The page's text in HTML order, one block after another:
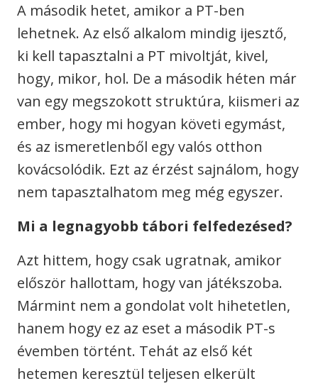
A második hetet, amikor a PT-ben
lehetnek. Az első alkalom mindig ijesztő,
ki kell tapasztalni a PT mivoltját, kivel,
hogy, mikor, hol. De a második héten már
van egy megszokott struktúra, kiismeri az
ember, hogy mi hogyan követi egymást,
és az ismeretlenből egy valós otthon
kovácsolódik. Ezt az érzést sajnálom, hogy
nem tapasztalhatom meg még egyszer.
Mi a legnagyobb tábori felfedezésed?
Azt hittem, hogy csak ugratnak, amikor
először hallottam, hogy van játékszoba.
Mármint nem a gondolat volt hihetetlen,
hanem hogy ez az eset a második PT-s
évemben történt. Tehát az első két
hetemen keresztül teljesen elkerült